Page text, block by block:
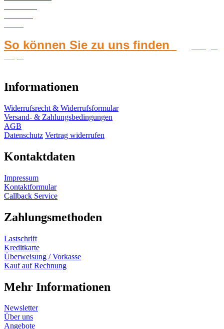
So können Sie zu uns finden
Informationen
Widerrufsrecht & Widerrufsformular
Versand- & Zahlungsbedingungen
AGB
Datenschutz Vertrag widerrufen
Kontaktdaten
Impressum
Kontaktformular
Callback Service
Zahlungsmethoden
Lastschrift
Kreditkarte
Überweisung / Vorkasse
Kauf auf Rechnung
Mehr Informationen
Newsletter
Über uns
Angebote